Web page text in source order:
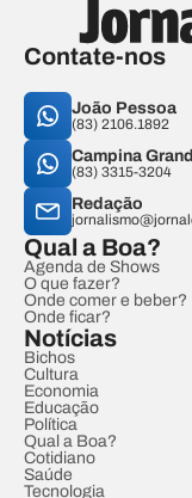
Contate-nos
João Pessoa
(83) 2106.1892
Campina
(83) 3315-3204
Redação
Qual a Boa?
Agenda de Shows
O que fazer?
Onde comer e beber?
Onde ficar?
Notícias
Bichos
Cultura
Economia
Educação
Política
Qual a Boa?
Cotidiano
Saúde
Tecnologia